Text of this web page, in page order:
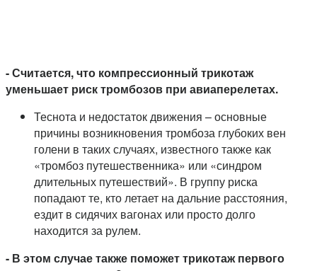
- Считается, что компрессионный трикотаж
уменьшает риск тромбозов при авиаперелетах.
Теснота и недостаток движения – основные
причины возникновения тромбоза глубоких вен
голени в таких случаях, известного также как
«тромбоз путешественника» или «синдром
длительных путешествий». В группу риска
попадают те, кто летает на дальние расстояния,
ездит в сидячих вагонах или просто долго
находится за рулем.
- В этом случае также поможет трикотаж первого